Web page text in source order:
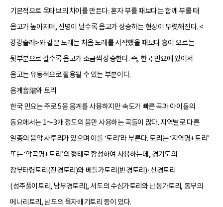
기본적으로 옥타브의 차이를 만든다. 혼자 부를 때보다는 함께 부를 때
음고가 높아지며, 신명이 날수록 음고가 상승하는 현상이 뚜렷해진다. <
강강술래>와 같은 노래는 처음 노래를 시작했을 때보다 흥이 오르는
뒷부분으로 갈수록 음고가 조금씩 상승한다. 즉, 한국 민요에 있어서
음고는 유동적으로 활용될 수 있는 부분이다.
음계音階와 토리
한국 민요는 주로 5음 음계를 사용하지만 속도가 빠른 곡과 아이들의
동요에서는 1～3개 정도의 음만 사용하는 곡들이 많다. 지역별로 다른
일종의 음악 사투리가 있으며 이를 ‘토리’라 부른다. 토리는 ‘지역명+토리’
또는 ‘악곡명+토리’의 형태로 합성하여 사용하는데, 경기도의
창부타령토리(진경토리)와 베틀가토리(반경토리)·신경토리
(성주풀이 토리, 남부경토리), 서도의 수심가토리와 난봉가토리, 동부의
메나리토리, 남도의 육자배기 토리 등이 있다.